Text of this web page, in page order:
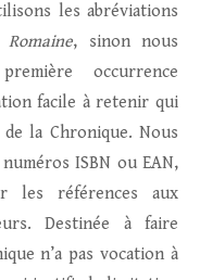
les abréviations
, sinon nous
occurrence
facile à retenir qui
la Chronique. Nous
ISBN ou EAN,
les références aux
Destinée à faire
n’a pas vocation à